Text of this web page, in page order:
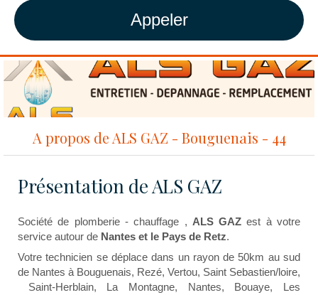
Appeler
A propos de ALS GAZ - Bouguenais - 44
Présentation de ALS GAZ
Société de plomberie - chauffage , ALS GAZest à votre
service autour de Nantes et le Pays de Retz.
Votre technicien se déplace dans un rayon de 50km au sud
de Nantes à Bouguenais, Rezé, Vertou, Saint Sebastien/loire,
Saint-Herblain, La Montagne, Nantes, Bouaye, Les